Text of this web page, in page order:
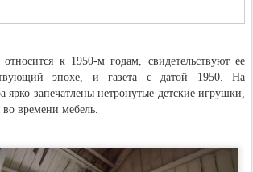
к 1950-м годам, свидетельствуют ее
эпохе, и газета с датой 1950. На
ярко запечатлены нетронутые детские игрушки,
во времени мебель.